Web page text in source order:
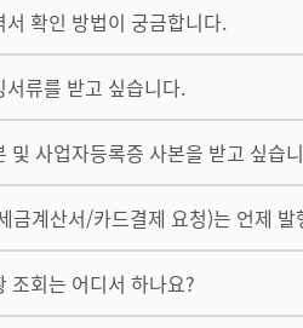
확인 방법이 궁금합니다.
류를 받고 싶습니다.
및 사업자등록증 사본을 받고 싶습
금계산서/카드결제 요청)는 언제 발
조회는 어디서 하나요?